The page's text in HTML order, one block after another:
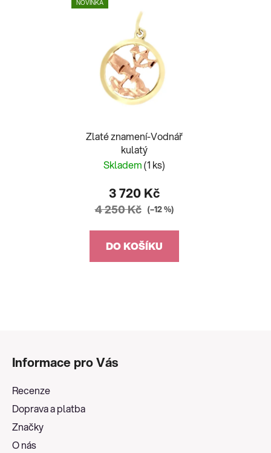
NOVINKA
Zlaté znamení-Vodnář
kulatý
Skladem(1 ks)
3 720 Kč
4 250 Kč (–12 %)
DO KOŠÍKU
Informace pro Vás
Recenze
Doprava a platba
Značky
O nás